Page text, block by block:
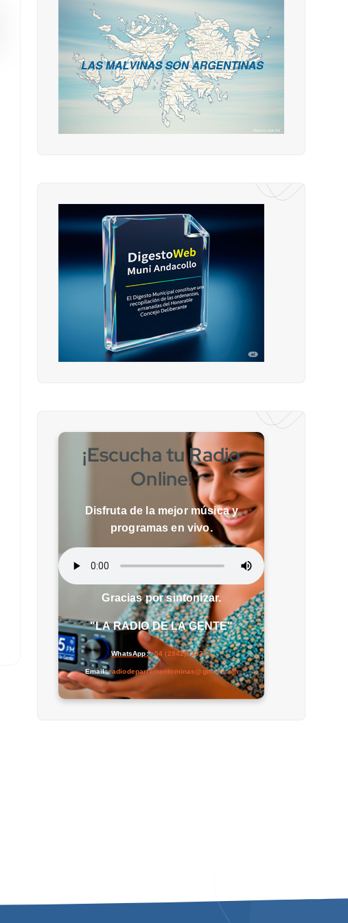
¡Escucha tu Radio
Online!
Disfruta de la mejor música y
programas en vivo.
Gracias por sintonizar.
"LA RADIO DE LA GENTE"
WhatsApp:+54 (2942)533346
Email:radiodepartamentominas@gmail.com